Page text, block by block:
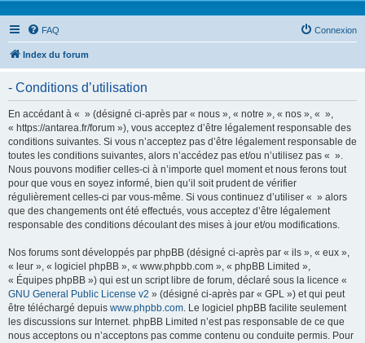
FAQ Connexion
Index du forum
- Conditions d’utilisation
En accédant à « » (désigné ci-après par « nous », « notre », « nos », « »,
« https://antarea.fr/forum »), vous acceptez d’être légalement responsable des
conditions suivantes. Si vous n’acceptez pas d’être légalement responsable de
toutes les conditions suivantes, alors n’accédez pas et/ou n’utilisez pas « ».
Nous pouvons modifier celles-ci à n’importe quel moment et nous ferons tout
pour que vous en soyez informé, bien qu’il soit prudent de vérifier
régulièrement celles-ci par vous-même. Si vous continuez d’utiliser « » alors
que des changements ont été effectués, vous acceptez d’être légalement
responsable des conditions découlant des mises à jour et/ou modifications.
Nos forums sont développés par phpBB (désigné ci-après par « ils », « eux »,
« leur », « logiciel phpBB », « www.phpbb.com », « phpBB Limited »,
« Équipes phpBB ») qui est un script libre de forum, déclaré sous la licence «
GNU General Public License v2 » (désigné ci-après par « GPL ») et qui peut
être téléchargé depuis www.phpbb.com. Le logiciel phpBB facilite seulement
les discussions sur Internet. phpBB Limited n’est pas responsable de ce que
nous acceptons ou n’acceptons pas comme contenu ou conduite permis. Pour